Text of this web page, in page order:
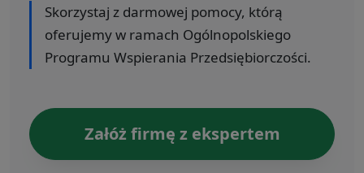
Skorzystaj z darmowej pomocy, którą
oferujemy w ramach Ogólnopolskiego
Programu Wspierania Przedsiębiorczości.
Załóż firmę z ekspertem